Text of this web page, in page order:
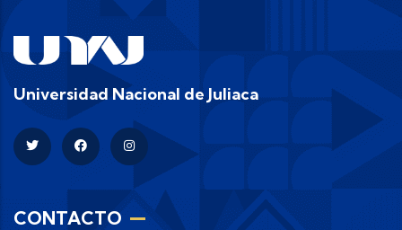
Universidad Nacional de Juliaca
CONTACTO